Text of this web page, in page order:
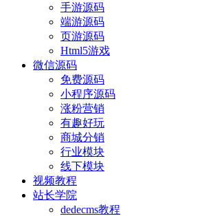
手游源码
端游源码
页游源码
Html5游戏
微信源码
免费源码
小程序源码
涨粉营销
有趣好玩
商城分销
行业模块
线下模块
视频教程
站长学院
dedecms教程